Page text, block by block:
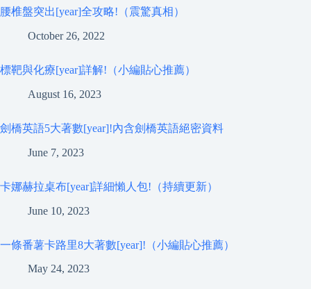
腰椎盤突出[year]全攻略!（震驚真相）
October 26, 2022
標靶與化療[year]詳解!（小編貼心推薦）
August 16, 2023
劍橋英語5大著數[year]!內含劍橋英語絕密資料
June 7, 2023
卡娜赫拉桌布[year]詳細懶人包!（持續更新）
June 10, 2023
一條番薯卡路里8大著數[year]!（小編貼心推薦）
May 24, 2023